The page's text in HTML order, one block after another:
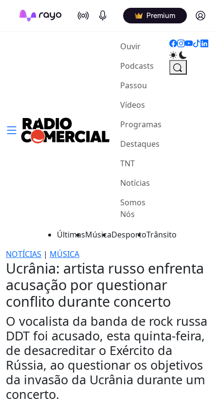
On Air Podcasts Premium Log in
Ouvir(current)
Podcasts
Passou
Vídeos
Programas
Destaques
TNT
Notícias
Somos
Nós
ÚltimasMúsicaDesportoTrânsito
NOTÍCIAS | MÚSICA
Ucrânia: artista russo enfrenta
acusação por questionar
conflito durante concerto
O vocalista da banda de rock russa
DDT foi acusado, esta quinta-feira,
de desacreditar o Exército da
Rússia, ao questionar os objetivos
da invasão da Ucrânia durante um
concerto.